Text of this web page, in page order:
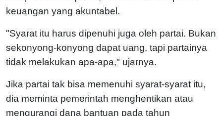
keuangan yang akuntabel.
"Syarat itu harus dipenuhi juga oleh partai. Bukan
sekonyong-konyong dapat uang, tapi partainya
tidak melakukan apa-apa," ujarnya.
Jika partai tak bisa memenuhi syarat-syarat itu,
dia meminta pemerintah menghentikan atau
mengurangi dana bantuan pada tahun